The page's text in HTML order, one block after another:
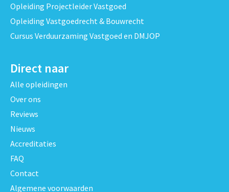
Opleiding Projectleider Vastgoed
Opleiding Vastgoedrecht & Bouwrecht
Cursus Verduurzaming Vastgoed en DMJOP
Direct naar
Alle opleidingen
Over ons
Reviews
Nieuws
Accreditaties
FAQ
Contact
Algemene voorwaarden